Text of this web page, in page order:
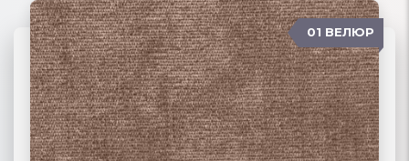
06 ЖАККАРД 01 ВЕЛЮР
02 РОГОЖКА
03 ФЛОК